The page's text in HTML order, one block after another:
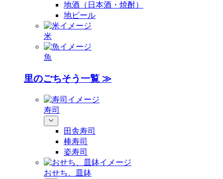
地酒（日本酒・焼酎）
地ビール
米
魚
里のごちそう一覧 ≫
寿司
田舎寿司
棒寿司
姿寿司
おせち、皿鉢